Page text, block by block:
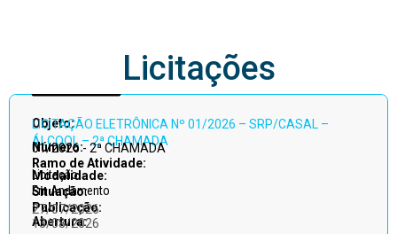
Acessar
todos
Licitações
Objeto:
LICITAÇÃO ELETRÔNICA Nº 01/2026 – SRP/CASAL –
ÁLCOOL – 2ª CHAMADA
Número:
01/2026 - 2ª CHAMADA
Ramo de Atividade:
Modalidade:
Licitação
Situação:
Em Andamento
Publicação:
27/07/2026
Abertura:
13/08/2026